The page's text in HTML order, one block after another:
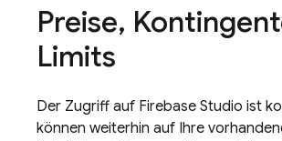
Preise,
Limits
Der Zugriff auf Firebase Studio ist
können weiterhin auf Ihre